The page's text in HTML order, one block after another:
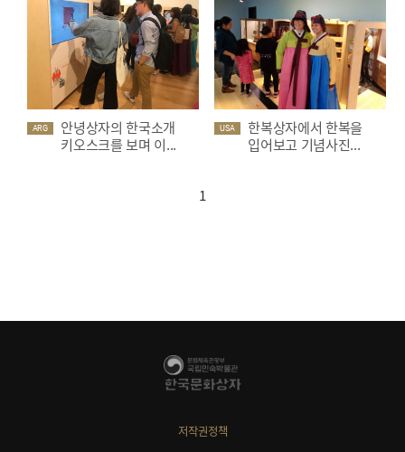
ARG
안녕상자의 한국소개
키오스크를 보며 이...
USA
한복상자에서 한복을
입어보고 기념사진...
1
저작권정책